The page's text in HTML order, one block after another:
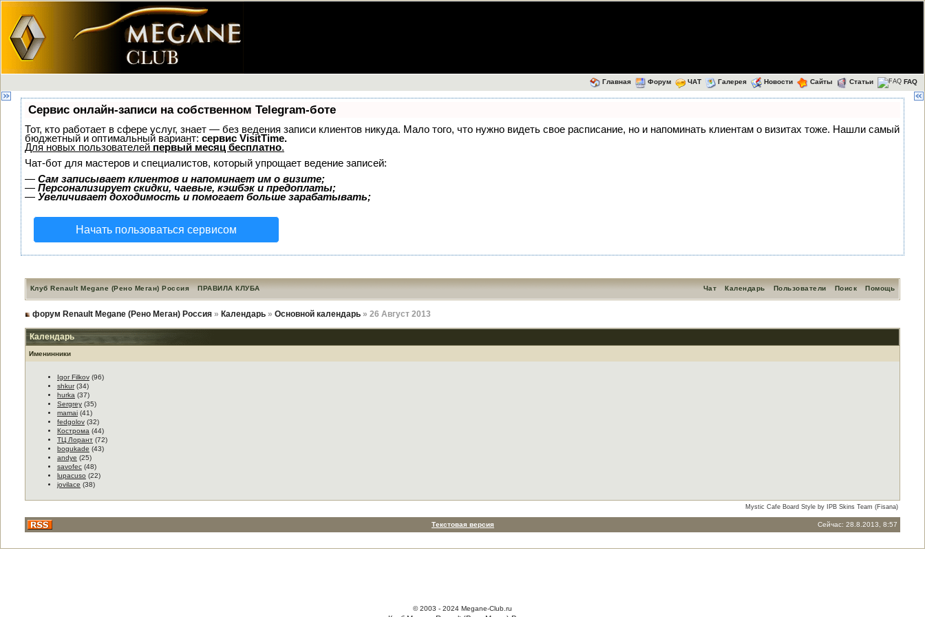
Главная Форум ЧАТ Галерея Новости Сайты Статьи FAQ
Сервис онлайн-записи на собственном Telegram-боте
Тот, кто работает в сфере услуг, знает — без ведения записи клиентов никуда. Мало того, что нужно видеть свое расписание, но и напоминать клиентам о визитах тоже. Нашли самый
бюджетный и оптимальный вариант: сервис VisitTime.
Для новых пользователей первый месяц бесплатно.
Чат-бот для мастеров и специалистов, который упрощает ведение записей:
— Сам записывает клиентов и напоминает им о визите;
— Персонализирует скидки, чаевые, кэшбэк и предоплаты;
— Увеличивает доходимость и помогает больше зарабатывать;
Начать пользоваться сервисом
Клуб Renault Megane (Рено Меган) Россия ПРАВИЛА КЛУБА Помощь
Поиск
Пользователи
Календарь
Чат
форум Renault Megane (Рено Меган) Россия» Календарь» Основной календарь» 26 Август 2013
Календарь
Именинники
Igor Filkov(96)
shkur(34)
hurka (37)
Sergrey(35)
mamai(41)
fedgolov(32)
Кострома (44)
ТЦ Лорант(72)
bogukade (43)
andye (25)
savofec(48)
lupacuso (22)
jovilace (38)
Mystic Cafe Board Style by IPB Skins Team (Fisana)
Текстовая версия Сейчас: 28.8.2013, 8:57
© 2003 - 2024 Megane-Club.ru